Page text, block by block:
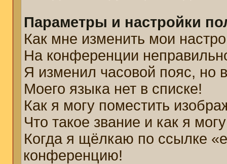
Параметры и настройки
Как мне изменить мои
На конференции
Я изменил часовой пояс, но
Моего языка нет в списке!
Как я могу поместить
Что такое звание и как я
Когда я щёлкаю по ссылке
конференцию!